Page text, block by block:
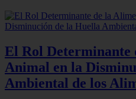
El Rol Determinante
Animal en la
Ambiental de los